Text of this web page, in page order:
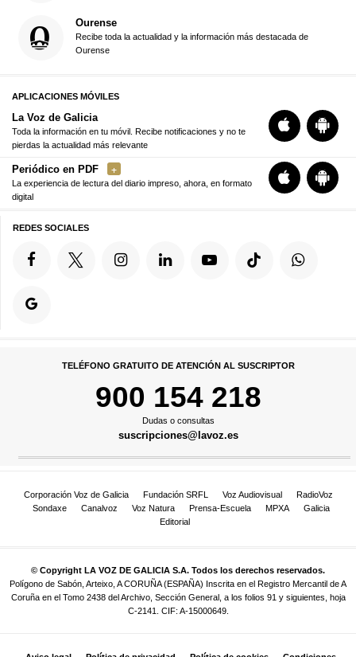
Ourense
Recibe toda la actualidad y la información más destacada de
Ourense
APLICACIONES MÓVILES
La Voz de Galicia
Toda la información en tu móvil. Recibe notificaciones y no te
pierdas la actualidad más relevante
Periódico en PDF
La experiencia de lectura del diario impreso, ahora, en formato
digital
REDES SOCIALES
TELÉFONO GRATUITO DE ATENCIÓN AL SUSCRIPTOR
900 154 218
Dudas o consultas
suscripciones@lavoz.es
Corporación Voz de Galicia Fundación SRFL Voz Audiovisual
RadioVoz
Sondaxe
Canalvoz Voz Natura Prensa-Escuela MPXA
Galicia
Editorial
© Copyright LA VOZ DE GALICIA S.A. Todos los derechos reservados.
Polígono de Sabón, Arteixo, A CORUÑA (ESPAÑA) Inscrita en el Registro Mercantil de A
Coruña en el Tomo 2438 del Archivo, Sección General, a los folios 91 y siguientes, hoja
C-2141. CIF: A-15000649.